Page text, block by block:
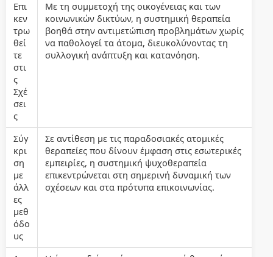
Επι
κεν
τρω
θεί
τε
στι
ς
Σχέ
σει
ς
Με τη συμμετοχή της οικογένειας και των
κοινωνικών δικτύων, η συστημική θεραπεία
βοηθά στην αντιμετώπιση προβλημάτων χωρίς
να παθολογεί τα άτομα, διευκολύνοντας τη
συλλογική ανάπτυξη και κατανόηση.
Σύγ
κρι
ση
με
άλλ
ες
μεθ
όδο
υς
Σε αντίθεση με τις παραδοσιακές ατομικές
θεραπείες που δίνουν έμφαση στις εσωτερικές
εμπειρίες, η συστημική ψυχοθεραπεία
επικεντρώνεται στη σημερινή δυναμική των
σχέσεων και στα πρότυπα επικοινωνίας.